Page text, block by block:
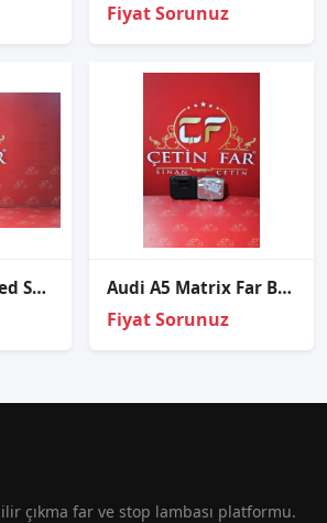
Fiyat Sorunuz
Audi̇ A3 Sedan Led Sağ Diş Stop Sıfır Marelli̇ Audi A5 Matrix Far Beyni Sıfır
Fiyat Sorunuz
çıkma far ve stop lambası platformu.